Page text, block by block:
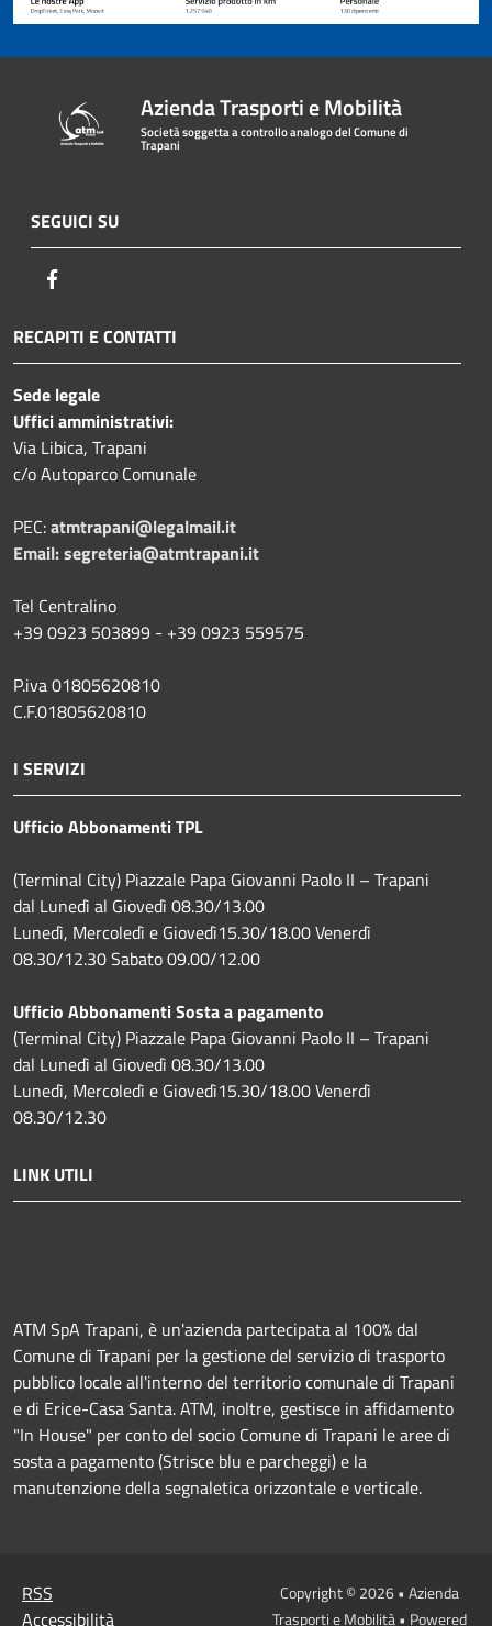
Azienda Trasporti e Mobilità
Società soggetta a controllo analogo del Comune di
Trapani
SEGUICI SU
RECAPITI E CONTATTI
Sede legale
Uffici amministrativi:
Via Libica, Trapani
c/o Autoparco Comunale
PEC:atmtrapani@legalmail.it
Email:segreteria@atmtrapani.it
Tel Centralino
+39 0923 503899 - +39 0923 559575
P.iva 01805620810
C.F.01805620810
I SERVIZI
Ufficio Abbonamenti TPL
(Terminal City) Piazzale Papa Giovanni Paolo II – Trapani
dal Lunedì al Giovedì 08.30/13.00
Lunedì, Mercoledì e Giovedì15.30/18.00 Venerdì
08.30/12.30 Sabato 09.00/12.00
Ufficio Abbonamenti Sosta a pagamento
(Terminal City) Piazzale Papa Giovanni Paolo II – Trapani
dal Lunedì al Giovedì 08.30/13.00
Lunedì, Mercoledì e Giovedì15.30/18.00 Venerdì
08.30/12.30
LINK UTILI
ATM SpA Trapani, è un'azienda partecipata al 100% dal
Comune di Trapani per la gestione del servizio di trasporto
pubblico locale all'interno del territorio comunale di Trapani
e di Erice-Casa Santa. ATM, inoltre, gestisce in affidamento
"In House" per conto del socio Comune di Trapani le aree di
sosta a pagamento (Strisce blu e parcheggi) e la
manutenzione della segnaletica orizzontale e verticale.
RSS
Accessibilità
Copyright © 2026 • Azienda
Trasporti e Mobilità • Powered